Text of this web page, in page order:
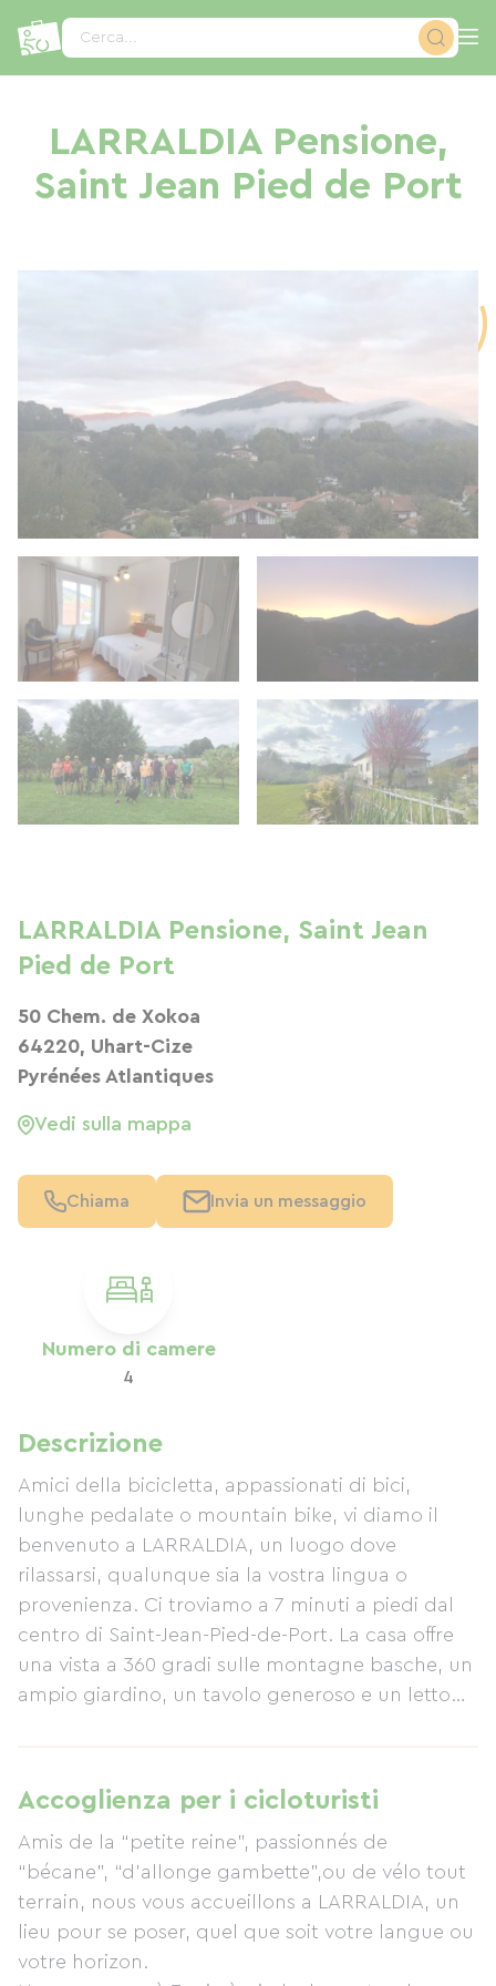
Cerca...
LARRALDIA Pensione,
Saint Jean Pied de Port
Numero di camere
4
Descrizione
Amici della bicicletta, appassionati di bici,
lunghe pedalate o mountain bike, vi diamo il
benvenuto a LARRALDIA, un luogo dove
rilassarsi, qualunque sia la vostra lingua o
provenienza. Ci troviamo a 7 minuti a piedi dal
centro di Saint-Jean-Pied-de-Port. La casa offre
una vista a 360 gradi sulle montagne basche, un
ampio giardino, un tavolo generoso e un letto
Accoglienza per i cicloturisti
Amis de la “petite reine”, passionnés de
“bécane”, “d’allonge gambette”,ou de vélo tout
terrain, nous vous accueillons a LARRALDIA, un
lieu pour se poser, quel que soit votre langue ou
votre horizon.
LARRALDIA Pensione, Saint Jean
Pied de Port
50 Chem. de Xokoa
64220, Uhart-Cize
Pyrénées Atlantiques
Vedi sulla mappa
Chiama Invia un messaggio
Pannello di gestione dei cookies